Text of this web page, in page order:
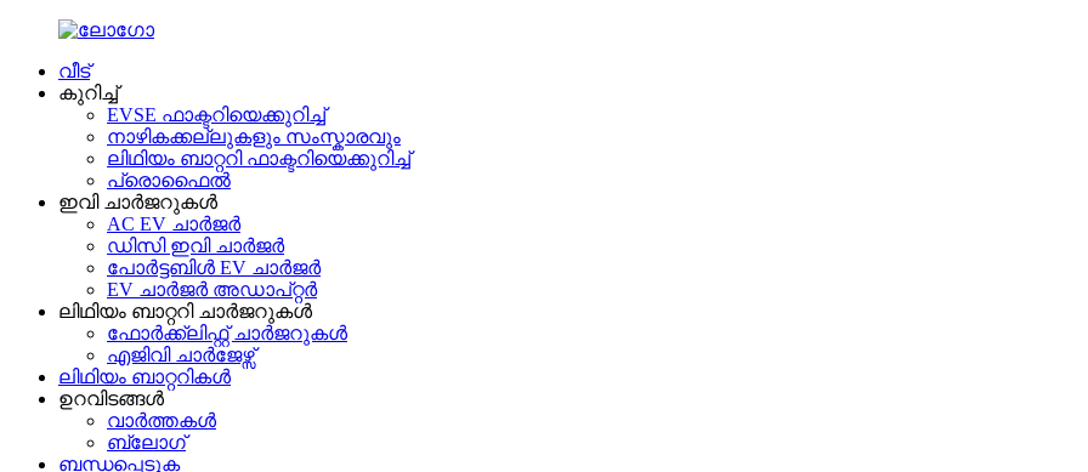
വീട്
കുറിച്ച്
EVSE ഫാക്ടറിയെക്കുറിച്ച്
നാഴികക്കല്ലുകളും സംസ്കാരവും
ലിഥിയം ബാറ്ററി ഫാക്ടറിയെക്കുറിച്ച്
പ്രൊഫൈൽ
ഇവി ചാർജറുകൾ
AC EV ചാർജർ
ഡിസി ഇവി ചാർജർ
പോർട്ടബിൾ EV ചാർജർ
EV ചാർജർ അഡാപ്റ്റർ
ലിഥിയം ബാറ്ററി ചാർജറുകൾ
ഫോർക്ക്ലിഫ്റ്റ് ചാർജറുകൾ
എജിവി ചാർജേഴ്സ്
ലിഥിയം ബാറ്ററികൾ
ഉറവിടങ്ങൾ
വാർത്തകൾ
ബ്ലോഗ്
ബന്ധപ്പെടുക